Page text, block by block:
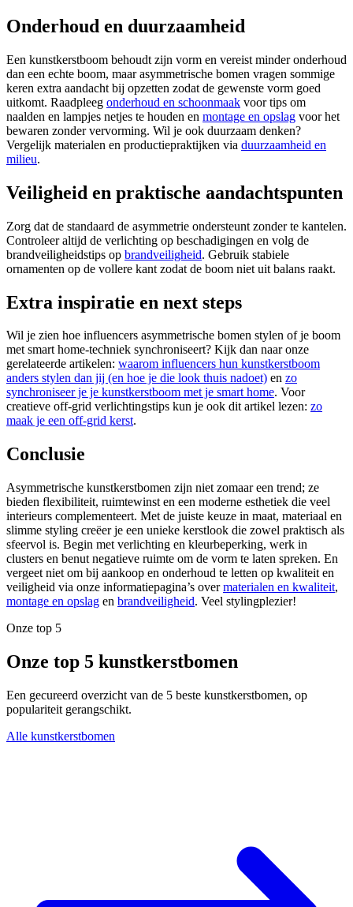
Onderhoud en duurzaamheid
Een kunstkerstboom behoudt zijn vorm en vereist minder onderhoud
dan een echte boom, maar asymmetrische bomen vragen sommige
keren extra aandacht bij opzetten zodat de gewenste vorm goed
uitkomt. Raadpleeg onderhoud en schoonmaak voor tips om
naalden en lampjes netjes te houden en montage en opslag voor het
bewaren zonder vervorming. Wil je ook duurzaam denken?
Vergelijk materialen en productiepraktijken via duurzaamheid en
milieu.
Veiligheid en praktische aandachtspunten
Zorg dat de standaard de asymmetrie ondersteunt zonder te kantelen.
Controleer altijd de verlichting op beschadigingen en volg de
brandveiligheidstips op brandveiligheid. Gebruik stabiele
ornamenten op de vollere kant zodat de boom niet uit balans raakt.
Extra inspiratie en next steps
Wil je zien hoe influencers asymmetrische bomen stylen of je boom
met smart home-techniek synchroniseert? Kijk dan naar onze
gerelateerde artikelen: waarom influencers hun kunstkerstboom
anders stylen dan jij (en hoe je die look thuis nadoet) en zo
synchroniseer je je kunstkerstboom met je smart home. Voor
creatieve off-grid verlichtingstips kun je ook dit artikel lezen: zo
maak je een off-grid kerst.
Conclusie
Asymmetrische kunstkerstbomen zijn niet zomaar een trend; ze
bieden flexibiliteit, ruimtewinst en een moderne esthetiek die veel
interieurs complementeert. Met de juiste keuze in maat, materiaal en
slimme styling creëer je een unieke kerstlook die zowel praktisch als
sfeervol is. Begin met verlichting en kleurbeperking, werk in
clusters en benut negatieve ruimte om de vorm te laten spreken. En
vergeet niet om bij aankoop en onderhoud te letten op kwaliteit en
veiligheid via onze informatiepagina’s overmaterialen en kwaliteit,
montage en opslag en brandveiligheid. Veel stylingplezier!
Onze top 5
Onze top 5 kunstkerstbomen
Een gecureerd overzicht van de 5 beste kunstkerstbomen, op
populariteit gerangschikt.
Alle kunstkerstbomen